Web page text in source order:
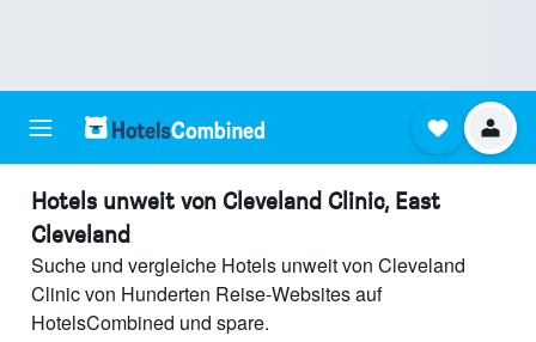
Hotels unweit von Cleveland Clinic, East
Cleveland
Suche und vergleiche Hotels unweit von Cleveland
Clinic von Hunderten Reise-Websites auf
HotelsCombined und spare.